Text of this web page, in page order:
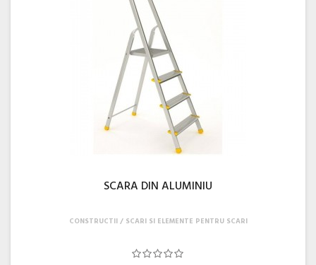
SCARA DIN ALUMINIU
CONSTRUCTII SCARI SI ELEMENTE PENTRU SCARI